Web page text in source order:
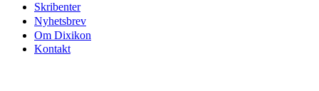
Skribenter
Nyhetsbrev
Om Dixikon
Kontakt